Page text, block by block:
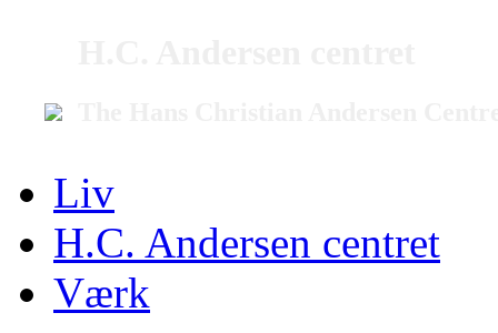
Liv
H.C. Andersen centret
Værk